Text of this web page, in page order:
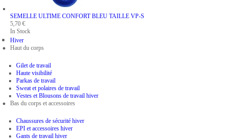
SEMELLE ULTIME CONFORT BLEU TAILLE VP-S
5,70 €
In Stock
Hiver
Haut du corps
Gilet de travail
Haute visibilité
Parkas de travail
Sweat et polaires de travail
Vestes et Blousons de travail hiver
Bas du corps et accessoires
Chaussures de sécurité hiver
EPI et accessoires hiver
Gants de travail hiver